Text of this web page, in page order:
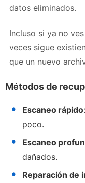
datos eliminados.
Incluso si ya no
veces sigue
que un nuevo
Métodos de
Escaneo rápido
poco.
Escaneo
dañados.
Reparación de